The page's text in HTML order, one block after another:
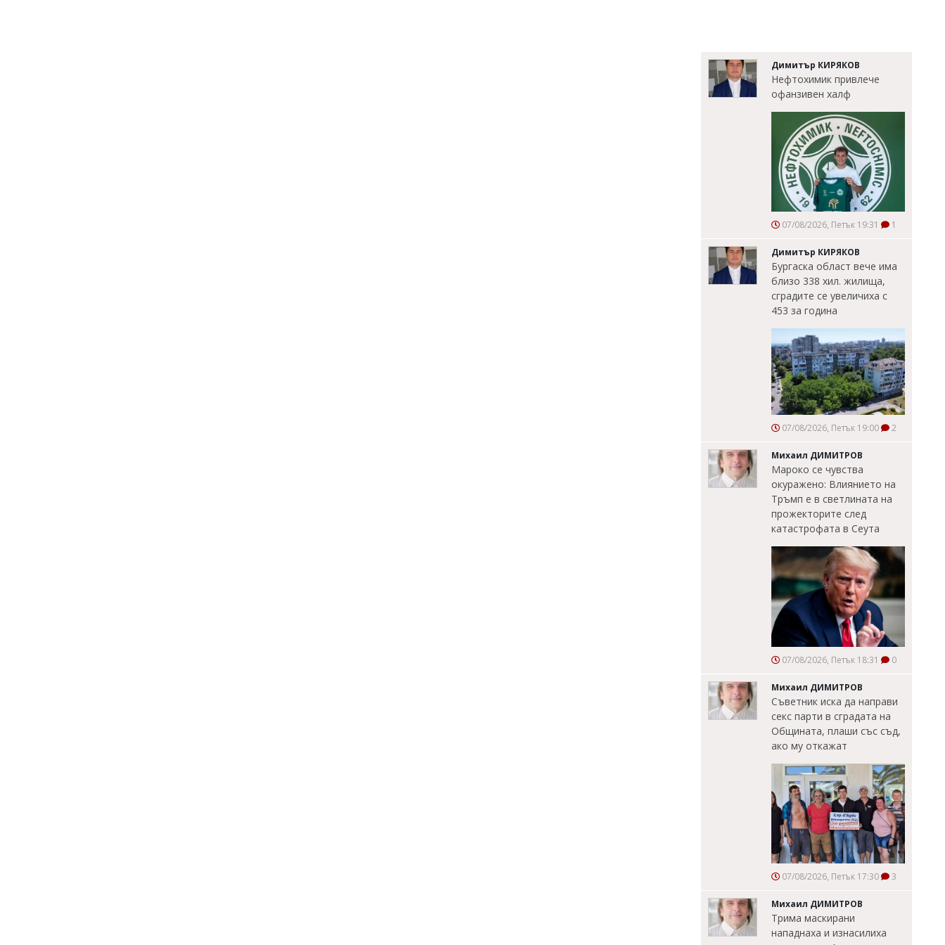
Димитър КИРЯКОВ
Нефтохимик привлече
офанзивен халф
07/08/2026, Петък 19:31 1
Димитър КИРЯКОВ
Бургаска област вече има
близо 338 хил. жилища,
сградите се увеличиха с
453 за година
07/08/2026, Петък 19:00 2
Михаил ДИМИТРОВ
Мароко се чувства
окуражено: Влиянието на
Тръмп е в светлината на
прожекторите след
катастрофата в Сеута
07/08/2026, Петък 18:31 0
Михаил ДИМИТРОВ
Съветник иска да направи
секс парти в сградата на
Общината, плаши със съд,
ако му откажат
07/08/2026, Петък 17:30 3
Михаил ДИМИТРОВ
Трима маскирани
нападнаха и изнасилиха